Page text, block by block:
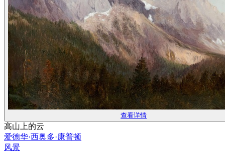
查看详情
高山上的云
爱德华·西奥多·康普顿
风景